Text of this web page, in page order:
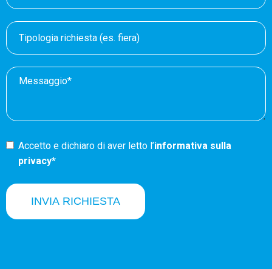
Accetto e dichiaro di aver letto l’informativa sulla
privacy*
INVIA RICHIESTA